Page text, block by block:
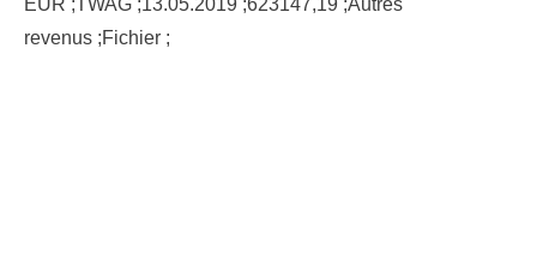
revenus ;Fichier ;